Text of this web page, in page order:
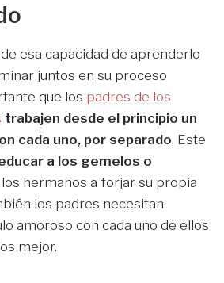
esa capacidad de aprenderlo
juntos en su proceso
que los padres de los
trabajen desde el principio un
cada uno, por separado. Este
a los gemelos o
los hermanos a forjar su propia
los padres necesitan
amoroso con cada uno de ellos
mejor.